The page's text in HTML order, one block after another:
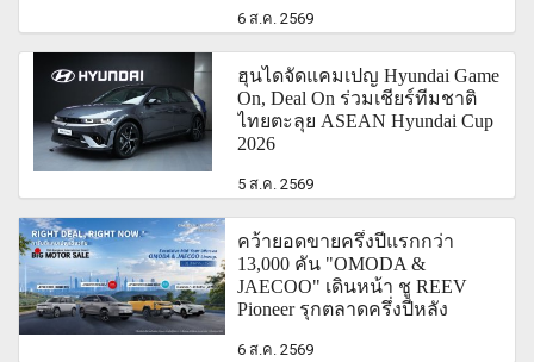
6 ส.ค. 2569
ฮุนไดจัดแคมเปญ Hyundai Game
On, Deal On ร่วมเชียร์ทีมชาติ
ไทยตะลุย ASEAN Hyundai Cup
2026
5 ส.ค. 2569
คว้ายอดขายครึ่งปีแรกกว่า
13,000 คัน "OMODA &
JAECOO" เดินหน้า ชู REEV
Pioneer รุกตลาดครึ่งปีหลัง
6 ส.ค. 2569